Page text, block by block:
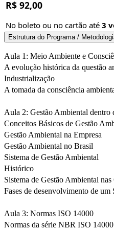
R$ 92,00
No boleto ou no cartão até 3
Estrutura do Programa /
Aula 1: Meio Ambiente e
A evolução histórica da questão
Industrialização
A tomada da consciência
Aula 2: Gestão Ambiental dentro
Conceitos Básicos de Gestão
Gestão Ambiental na Empresa
Gestão Ambiental no Brasil
Sistema de Gestão Ambiental
Histórico
Sistema de Gestão Ambiental
Fases de desenvolvimento de
Aula 3: Normas ISO 14000
Normas da série NBR ISO 14000